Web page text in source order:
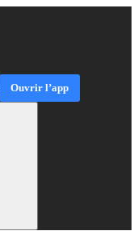
Ouvrir l’app